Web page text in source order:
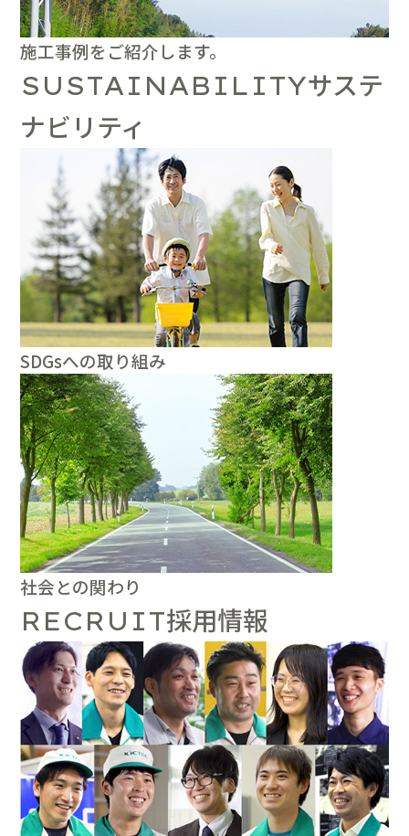
施工事例をご紹介します。
SUSTAINABILITYサステ
ナビリティ
SDGsへの取り組み
社会との関わり
RECRUIT採用情報